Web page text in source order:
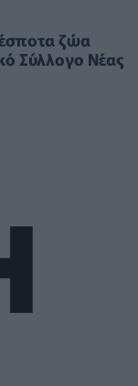
ζώα
Σύλλογο Νέας